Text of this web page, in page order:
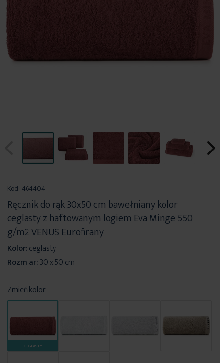
początek
galerii
Kod: 464404
Ręcznik do rąk 30x50 cm bawełniany kolor
ceglasty z haftowanym logiem Eva Minge 550
g/m2 VENUS Eurofirany
Kolor:ceglasty
Rozmiar:30 x 50 cm
Zmień kolor
CEGLASTY